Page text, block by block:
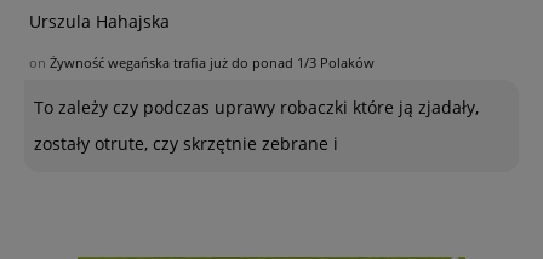
Urszula Hahajska
on Żywność wegańska trafia już do ponad 1/3 Polaków
To zależy czy podczas uprawy robaczki które ją zjadały,
zostały otrute, czy skrzętnie zebrane i